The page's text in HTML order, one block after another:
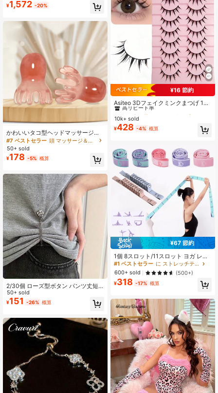
え萌え 可愛い レディース ハロウィ
¥1,572 -20%
かわいいタコ型ヘッドマッサージャ
ー 8本の触手付き、ヘッドマッサー
ジとフェイシャルケアツールに適
し、頭と全身をリラックスさせま
す。ユニークなマッサージポイント
ジ技術を使用し、学生、新学期、旅
行、日常の家庭用に適しています。
旅行に欠かせないスキンケアアイテ
ムであり、スパセンターで一般的に
使用されるプロのマッサージツール
です。
#7 ベストセラー
頭 マッサージ＆リラクゼーションツール
50+ sold
¥178 -5% 概算
2/30個 ローズ型ボタン パンツ丈短
縮用 引きずり防止 半袖調整ボタン
裾固定ボタン 短縮ピン カフスアジャ
スター 衣類調整ボタン エレガントボ
50+ sold
¥151 -26% 概算
¥16 節約
Asiteo 3Dフェイクミンクまつげ 10
ペア、カートゥーン調ナチュラルル
ック、カーリー&リアルなまつげエク
ステンション
#8 ベストセラー
高リピート率
#8 ベストセラー
高リピート率
#8 ベストセラー
高リピート率
#8 ベストセラー
10k+ sold
¥428 -4% 概算
¥67 節約
1個 8スロット/11スロット ヨガ レジ
スタンスバンド、女性用フィットネ
スヨガストレッチバンド、デジタル
エラスティックバンド、ダンス用テ
ンションバンド、レジスタンスバン
#1 ベストセラー
に ストレッチテープ
600+ sold
(500+)
¥318 -17% 概算